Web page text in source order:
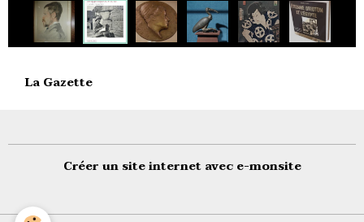
La Gazette
Créer un site internet avec e-monsite